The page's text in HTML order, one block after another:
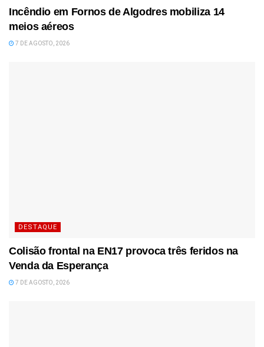
Incêndio em Fornos de Algodres mobiliza 14
meios aéreos
7 DE AGOSTO, 2026
DESTAQUE
Colisão frontal na EN17 provoca três feridos na
Venda da Esperança
7 DE AGOSTO, 2026